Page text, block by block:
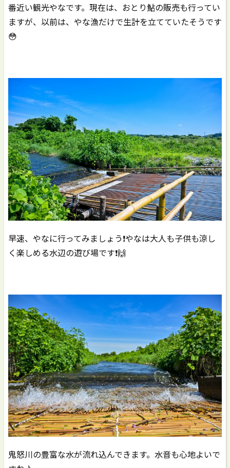
番近い観光やなです。現在は、おとり鮎の販売も行ってい
ますが、以前は、やな漁だけで生計を立てていたそうです
😳
早速、やなに行ってみましょう❗️やなは大人も子供も涼し
く楽しめる水辺の遊び場です❗️🙌
鬼怒川の豊富な水が流れ込んできます。水音も心地よいで